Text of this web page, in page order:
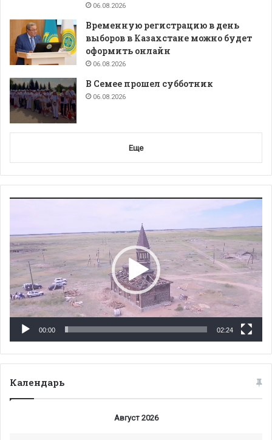
06.08.2026
Временную регистрацию в день
выборов в Казахстане можно будет
оформить онлайн
06.08.2026
В Семее прошел субботник
06.08.2026
Еще
00:00 02:24
Календарь
Август 2026